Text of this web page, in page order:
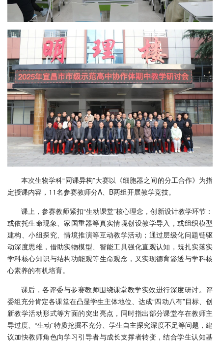
本次生物学科“同课异构”大赛以《细胞器之间的分工合作》为指
定授课内容，11名参赛教师分A、B两组开展教学竞技。
课上，参赛教师紧扣“生动课堂”核心理念，创新设计教学环节：
或依托生命现象、家国重器等真实情境创设教学导入，或组织模型
建构、小组探究、情境推演等互动教学活动；通过层级化问题链驱
动深度思维，借助实物模型、智能工具强化直观认知，既扎实落实
学科核心知识与结构功能观等生命观念，又实现德育渗透与学科核
心素养的有机培育。
课后，各评委与参赛教师围绕课堂教学实效进行深度研讨。评
委组充分肯定各课堂在凸显学生主体地位、达成“四动八有”目标、创
新教学活动形式等方面的突出亮点，同时指出部分课堂存在教师主
导过度、“生动”特质挖掘不充分、学生自主探究深度不足等问题，建
议加快教师角色向学习引导者与成长支撑者转变，结合学生认知基